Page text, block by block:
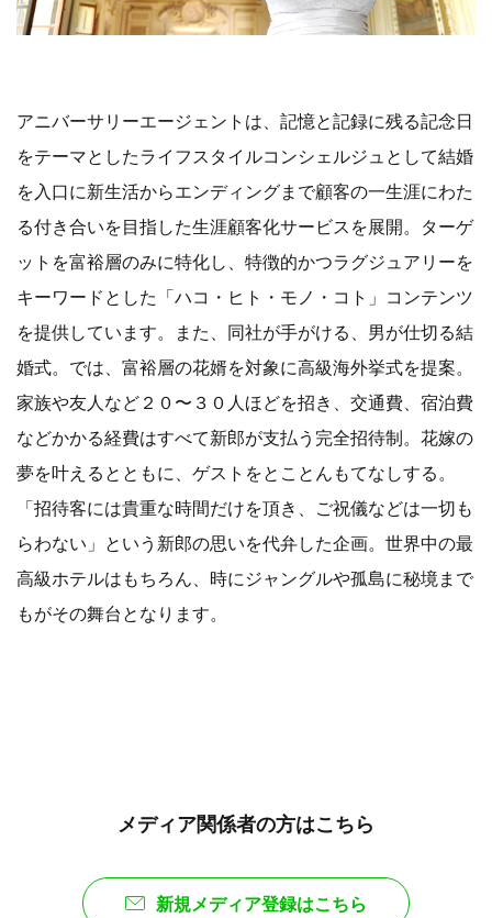
アニバーサリーエージェントは、記憶と記録に残る記念日
をテーマとしたライフスタイルコンシェルジュとして結婚
を入口に新生活からエンディングまで顧客の一生涯にわた
る付き合いを目指した生涯顧客化サービスを展開。ターゲ
ットを富裕層のみに特化し、特徴的かつラグジュアリーを
キーワードとした「ハコ・ヒト・モノ・コト」コンテンツ
を提供しています。また、同社が手がける、男が仕切る結
婚式。では、富裕層の花婿を対象に高級海外挙式を提案。
家族や友人など２０〜３０人ほどを招き、交通費、宿泊費
などかかる経費はすべて新郎が支払う完全招待制。花嫁の
夢を叶えるとともに、ゲストをとことんもてなしする。
「招待客には貴重な時間だけを頂き、ご祝儀などは一切も
らわない」という新郎の思いを代弁した企画。世界中の最
高級ホテルはもちろん、時にジャングルや孤島に秘境まで
もがその舞台となります。
メディア関係者の方はこちら
新規メディア登録はこちら